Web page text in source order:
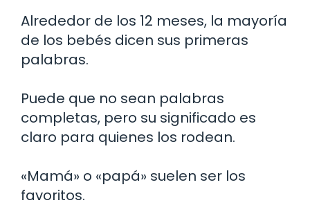
Alrededor de los 12 meses, la mayoría
de los bebés dicen sus primeras
palabras.
Puede que no sean palabras
completas, pero su significado es
claro para quienes los rodean.
«Mamá» o «papá» suelen ser los
favoritos.